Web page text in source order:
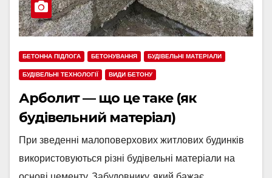
БЕТОННА ПІДЛОГА БЕТОНУВАННЯ БУДІВЕЛЬНІ МАТЕРІАЛИ
БУДІВЕЛЬНІ ТЕХНОЛОГІЇ ВИДИ БЕТОНУ
Арболит — що це таке (як
будівельний матеріал)
При зведенні малоповерхових житлових будинків
використовуються різні будівельні матеріали на